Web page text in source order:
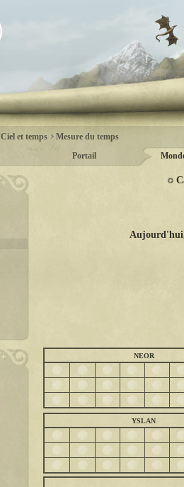
Ciel et temps Mesure du temps
Portail
neor
yslan